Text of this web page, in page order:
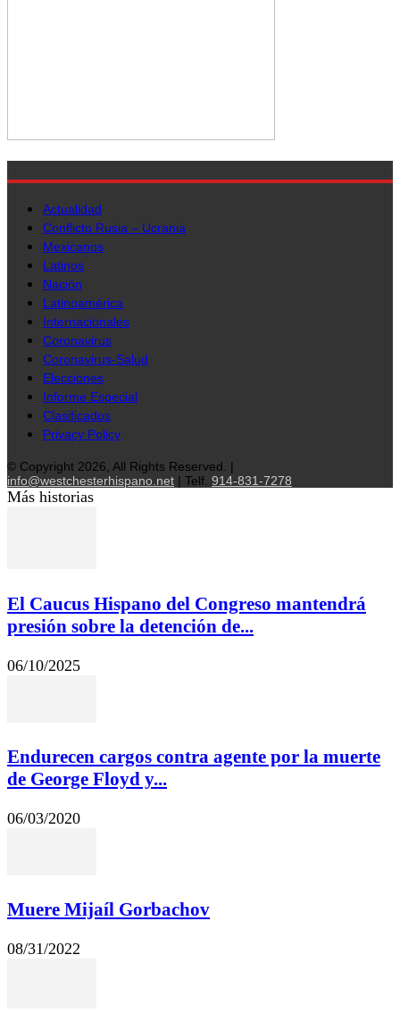
Actualidad
Conflicto Rusia – Ucrania
Mexicanos
Latinos
Nación
Latinoamérica
Internacionales
Coronavirus
Coronavirus-Salud
Elecciones
Informe Especial
Clasificados
Privacy Policy
© Copyright 2026, All Rights Reserved. |
info@westchesterhispano.net | Telf. 914-831-7278
Más historias
El Caucus Hispano del Congreso mantendrá
presión sobre la detención de...
06/10/2025
Endurecen cargos contra agente por la muerte
de George Floyd y...
06/03/2020
Muere Mijaíl Gorbachov
08/31/2022